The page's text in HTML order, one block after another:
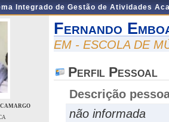
Integrado de Gestão de Atividades
Fernando
EM - ESCOLA DE
Perfil Pessoal
Descrição
não informada